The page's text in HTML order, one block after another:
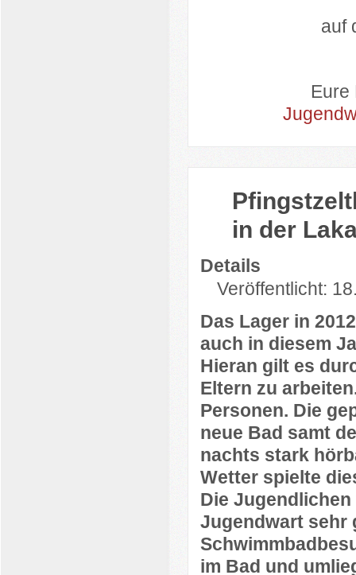
auf
Eure
in der
Details
Veröffentlicht:
Das Lager in
auch in diesem
Hieran gilt es
Eltern zu
Personen. Die
neue Bad samt
nachts stark
Wetter spielte
Die
Jugendwart sehr
im Bad und